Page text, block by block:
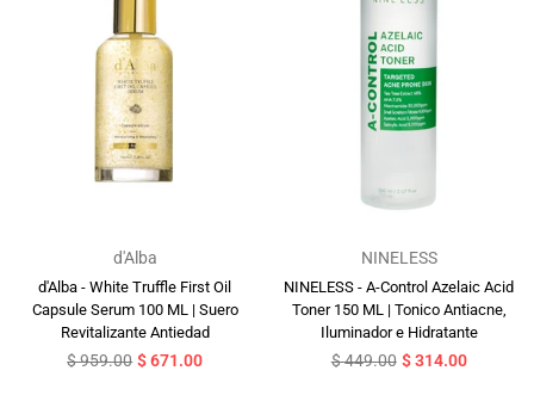
d'Alba
d'Alba - White Truffle First Oil
Capsule Serum 100 ML | Suero
Revitalizante Antiedad
Precio
$ 959.00 $ 671.00
NINELESS
NINELESS - A-Control Azelaic Acid
Toner 150 ML | Tonico Antiacne,
Iluminador e Hidratante
Precio
$ 449.00 $ 314.00